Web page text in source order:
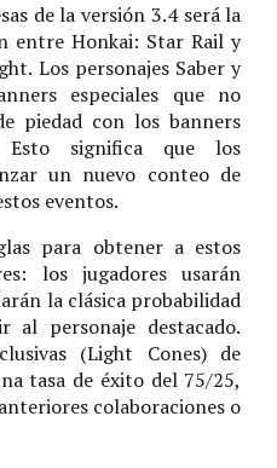
de la versión 3.4 será la
entre Honkai: Star Rail y
Los personajes Saber y
especiales que no
piedad con los banners
Esto significa que los
un nuevo conteo de
eventos.
para obtener a estos
los jugadores usarán
la clásica probabilidad
al personaje destacado.
(Light Cones) de
tasa de éxito del 75/25,
colaboraciones o